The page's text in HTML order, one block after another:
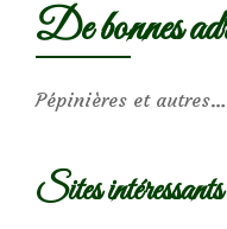
De bonnes
Pépinières et autres…
Sites intéressants